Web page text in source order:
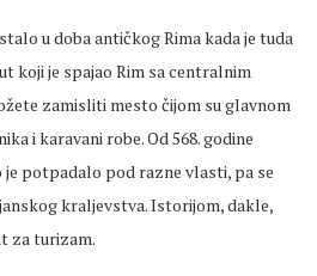
u doba antičkog Rima kada je tuda
koji je spajao Rim sa centralnim
zamisliti mesto čijom su glavnom
i karavani robe. Od 568. godine
potpadalo pod razne vlasti, pa se
kraljevstva. Istorijom, dakle,
za turizam.